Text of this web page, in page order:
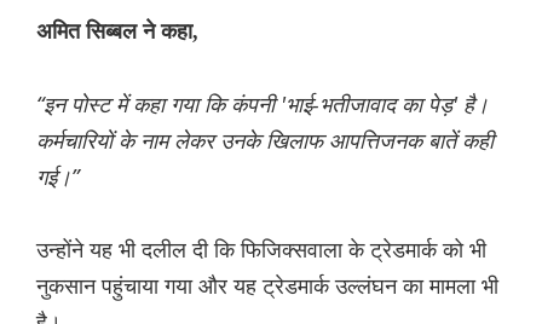
अमित सिब्बल ने कहा,
“इन पोस्ट में कहा गया कि कंपनी 'भाई-भतीजावाद का पेड़' है।
कर्मचारियों के नाम लेकर उनके खिलाफ आपत्तिजनक बातें कही
गई।”
उन्होंने यह भी दलील दी कि फिजिक्सवाला के ट्रेडमार्क को भी
नुकसान पहुंचाया गया और यह ट्रेडमार्क उल्लंघन का मामला भी